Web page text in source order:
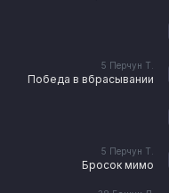
5 Перчун Т.
Победа в вбрасывании
5 Перчун Т.
Бросок мимо